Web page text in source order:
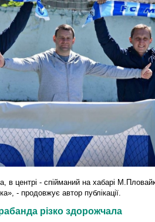
центрі - спійманий на хабарі
- продовжує автор публікації.
різко здорожчала